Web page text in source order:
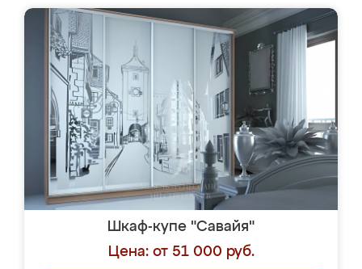
Шкаф-купе "Савайя"
Цена: от 51 000 руб.